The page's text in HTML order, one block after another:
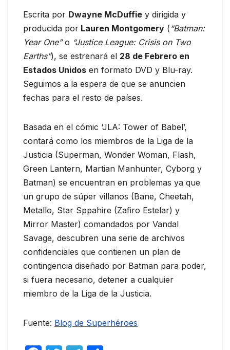
Escrita por Dwayne McDuffie y dirigida y
producida por Lauren Montgomery ( “Batman:
Year One”o “Justice League: Crisis on Two
Earths”), se estrenará el 28 de Febrero en
Estados Unidos en formato DVD y Blu-ray.
Seguimos a la espera de que se anuncien
fechas para el resto de países.
Basada en el cómic ‘JLA: Tower of Babel’,
contará como los miembros de la Liga de la
Justicia (Superman, Wonder Woman, Flash,
Green Lantern, Martian Manhunter, Cyborg y
Batman) se encuentran en problemas ya que
un grupo de súper villanos (Bane, Cheetah,
Metallo, Star Sppahire (Zafiro Estelar) y
Mirror Master) comandados por Vandal
Savage, descubren una serie de archivos
confidenciales que contienen un plan de
contingencia diseñado por Batman para poder,
si fuera necesario, detener a cualquier
miembro de la Liga de la Justicia.
Fuente: Blog de Superhéroes